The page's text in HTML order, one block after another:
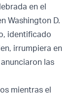
en el
Washington D.
identificado
irrumpiera en
las
mientras el